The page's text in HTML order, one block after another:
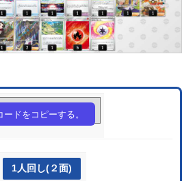
kxKxie-6gLiH9
ドをコピーする。
1人回し(２面)